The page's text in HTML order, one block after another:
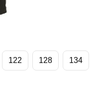
122 128 134